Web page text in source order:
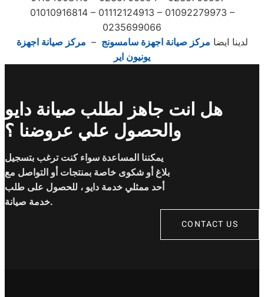
01010916814 – 01112124913 – 01092279973 –
0235699066
لدينا ايضا مركز صيانة اجهزة سامسونج – مركز صيانة اجهزة
يونيون اير
هل انت جاهز لطلب صيانة دايو
والحصول علي عروضنا ؟
يمكننا المساعدة سواء كنت ترغب بتسجيل
بلاغ أو شكوى خاصة بمنتجات أو التواصل مع
أحد ممثلي خدمة دايو ، للحصول على طلب
خدمة صيانة.
CONTACT US